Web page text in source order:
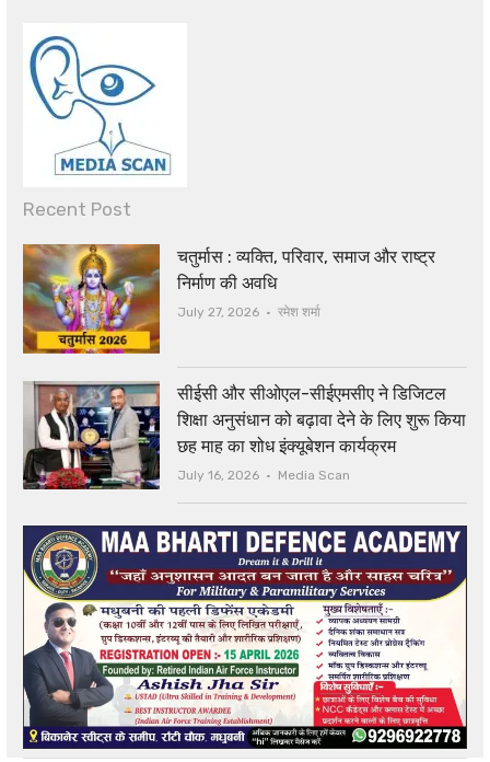
Recent Post
चतुर्मास : व्यक्ति, परिवार, समाज और राष्ट्र
निर्माण की अवधि
July 27, 2026 Author
रमेश शर्मा
सीईसी और सीओएल-सीईएमसीए ने डिजिटल
शिक्षा अनुसंधान को बढ़ावा देने के लिए शुरू किया
छह माह का शोध इंक्यूबेशन कार्यक्रम
July 16, 2026 Author
Media Scan